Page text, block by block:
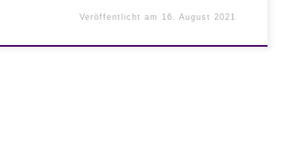
Veröffentlicht am 16. August 2021